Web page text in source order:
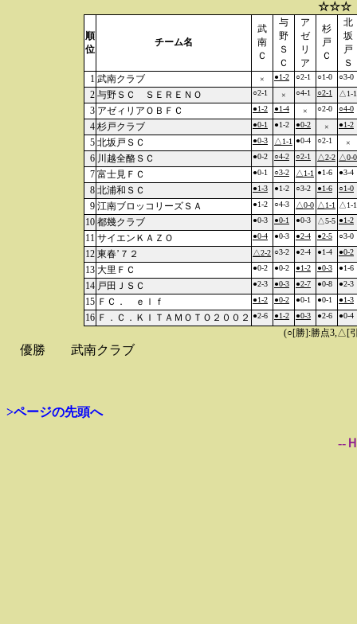
☆☆☆
順
位
チーム名
武
南
Ｃ
与
野
Ｓ
Ｃ
ア
ゼ
リ
ア
杉
戸
Ｃ
北
坂
戸
Ｓ
1 武南クラブ × ●1-2 ○2-1 ○1-0 ○3-0
2 与野ＳＣ ＳＥＲＥＮＯ ○2-1 × ○4-1 ○2-1 △1-1
3 アゼィリアＯＢＦＣ ●1-2 ●1-4 × ○2-0 ○4-0
4 杉戸クラブ ●0-1 ●1-2 ●0-2 × ●1-2
5 北坂戸ＳＣ ●0-3 △1-1 ●0-4 ○2-1 ×
6 川越全酪ＳＣ ●0-2 ○4-2 ○2-1 △2-2 △0-0
7 富士見ＦＣ ●0-1 ○3-2 △1-1 ●1-6 ●3-4
8 北浦和ＳＣ ●1-3 ●1-2 ○3-2 ●1-6 ○1-0
9 江南ブロッコリーズＳＡ ●1-2 ○4-3 △0-0 △1-1 △1-1
10 都幾クラブ ●0-3 ●0-1 ●0-3 △5-5 ●1-2
11 サイエンＫＡＺＯ ●0-4 ●0-3 ●2-4 ●2-5 ○3-0
12 東春’７２ △2-2 ○3-2 ●2-4 ●1-4 ●0-2
13 大里ＦＣ ●0-2 ●0-2 ●1-2 ●0-3 ●1-6
14 戸田ＪＳＣ ●2-3 ●0-3 ●2-7 ●0-8 ●2-3
15 ＦＣ． ｅｌｆ ●1-2 ●0-2 ●0-1 ●0-1 ●1-3
16 Ｆ．Ｃ．ＫＩＴＡＭＯＴＯ２００２ ●2-6 ●1-2 ●0-3 ●2-6 ●0-4
(○[勝]:勝点3,△[
優勝 武南クラブ
>ページの先頭へ
--